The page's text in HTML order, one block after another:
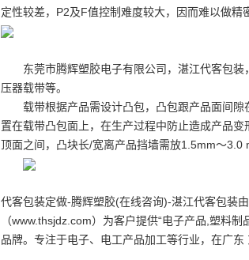
定性较差，P2及F值控制难度较大，因而难以做精
东莞市腾辉塑胶电子有限公司，湛江代客包装
压器载带等。
载带根据产品需设计凸包，凸包跟产品面间
置在载带凸包面上，在生产过程中防止造成产品
顶面之间，凸块长/宽离产品挡墙需放1.5mm～3.0
代客包装定做-腾辉塑胶(在线咨询)-湛江代客包装
（www.thsjdz.com）为客户提供“电子产品,塑料
品牌。专注于电子、电工产品加工等行业，在广